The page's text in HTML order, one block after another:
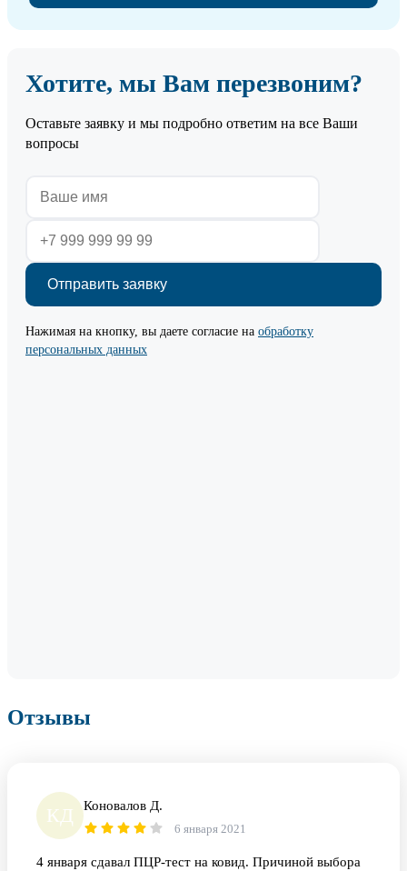
Хотите, мы Вам перезвоним?
Оставьте заявку и мы подробно ответим на все Ваши
вопросы
Нажимая на кнопку, вы даете согласие на обработку
персональных данных
Отзывы
КД Коновалов Д.
6 января 2021
4 января сдавал ПЦР-тест на ковид. Причиной выбора